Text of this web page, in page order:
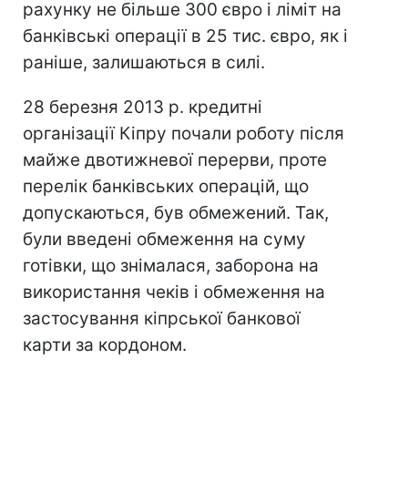
рахунку не більше 300 євро і ліміт на
банківські операції в 25 тис. євро, як і
раніше, залишаються в силі.
28 березня 2013 р. кредитні
організації Кіпру почали роботу після
майже двотижневої перерви, проте
перелік банківських операцій, що
допускаються, був обмежений. Так,
були введені обмеження на суму
готівки, що знімалася, заборона на
використання чеків і обмеження на
застосування кіпрської банкової
карти за кордоном.